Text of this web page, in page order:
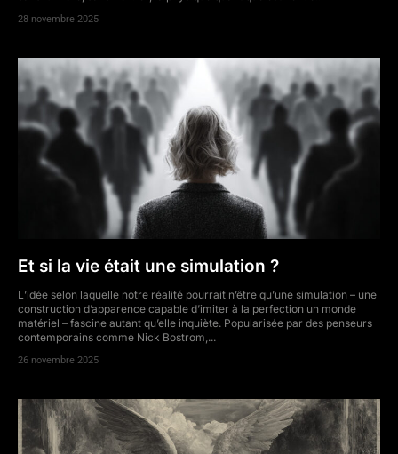
28 novembre 2025
Et si la vie était une simulation ?
L’idée selon laquelle notre réalité pourrait n’être qu’une simulation – une
construction d’apparence capable d’imiter à la perfection un monde
matériel – fascine autant qu’elle inquiète. Popularisée par des penseurs
contemporains comme Nick Bostrom,...
26 novembre 2025